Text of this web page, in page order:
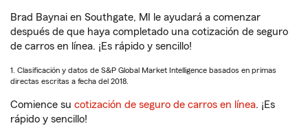
Brad Baynai en Southgate, MI le ayudará a comenzar
después de que haya completado una cotización de seguro
de carros en línea. ¡Es rápido y sencillo!
1. Clasificación y datos de S&P Global Market Intelligence basados en primas
directas escritas a fecha del 2018.
Comience su cotización de seguro de carros en línea. ¡Es
rápido y sencillo!